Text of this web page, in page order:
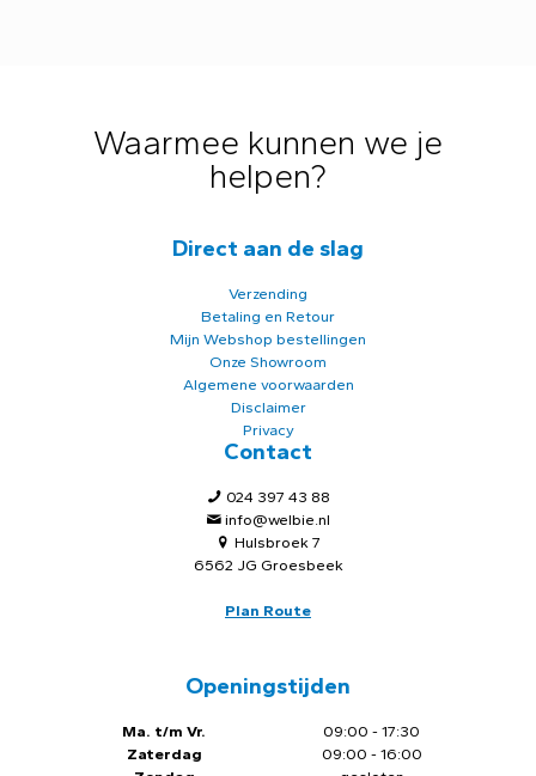
Waarmee kunnen we je
helpen?
Direct aan de slag
Verzending
Betaling en Retour
Mijn Webshop bestellingen
Onze Showroom
Algemene voorwaarden
Disclaimer
Privacy
Contact
024 397 43 88
info@welbie.nl
Hulsbroek 7
6562 JG Groesbeek
Plan Route
Openingstijden
Ma. t/m Vr.
Zaterdag
09:00 - 17:30
09:00 - 16:00